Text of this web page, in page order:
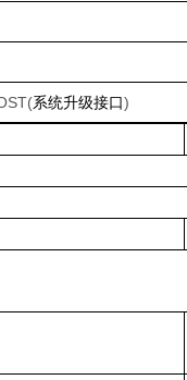
系统升级接口)